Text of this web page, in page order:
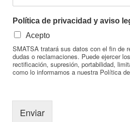
Política de privacidad y aviso
Acepto
SMATSA tratará sus datos con el fin de
dudas o reclamaciones. Puede ejercer
rectificación, supresión, portabilidad,
como lo informamos a nuestra Política
Enviar